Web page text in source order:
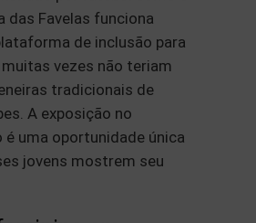
das Favelas funciona
de inclusão para
vezes não teriam
tradicionais de
A exposição no
é uma oportunidade única
jovens mostrem seu